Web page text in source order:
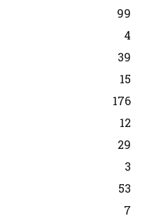
99
4
39
15
176
12
29
3
53
7